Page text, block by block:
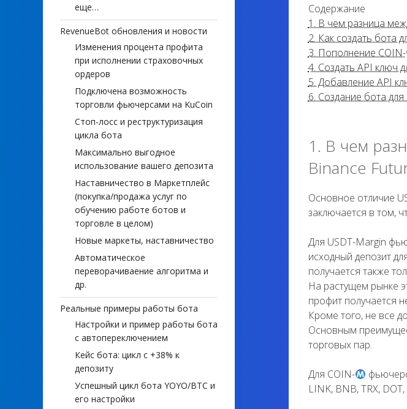
Содержание
1. В чем разница
2. Как создать бота
3. Пополнение COIN-
4. Создать API ключ
5. Добавление API
6. Создание бота
1. В чем
Binance
Основное отличие
заключается в том,
Для USDT-Margin
исходный депозит
получается также
На растущем рынке
профит получается
Кроме того, не все
Основным
торговых пар.
Для COIN-
LINK, BNB, TRX,
еще…
RevenueBot обновления и новости
Изменения процента профита
при исполнении страховочных
ордеров
Подключена возможность
торговли фьючерсами на KuCoin
Стоп-лосс и реструктуризация
цикла бота
Максимально выгодное
использование вашего депозита
Наставничество в Маркетплейс
(покупка/продажа услуг по
обучению работе ботов и
торговле в целом)
Новые маркеты, наставничество
Автоматическое
переворачиваение алгоритма и
др.
Реальные примеры работы бота
Настройки и пример работы бота
с автопереключением
Кейс бота: цикл с +38% к
депозиту
Успешный цикл бота YOYO/BTC и
его настройки